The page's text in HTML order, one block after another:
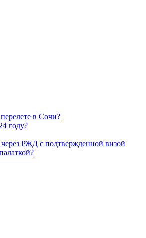
в Сочи?
году?
РЖД с подтвержденной визой